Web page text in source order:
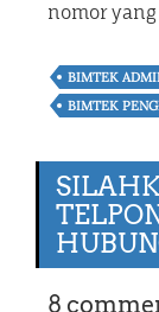
nomor
BIMTEK
BIMTEK
8